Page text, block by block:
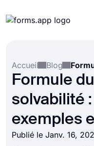
Intégrations
Modèles
Ressources
Tarification
Accueil
Blog
Formule
solvabilité
exemples
Publié le Janv. 16,